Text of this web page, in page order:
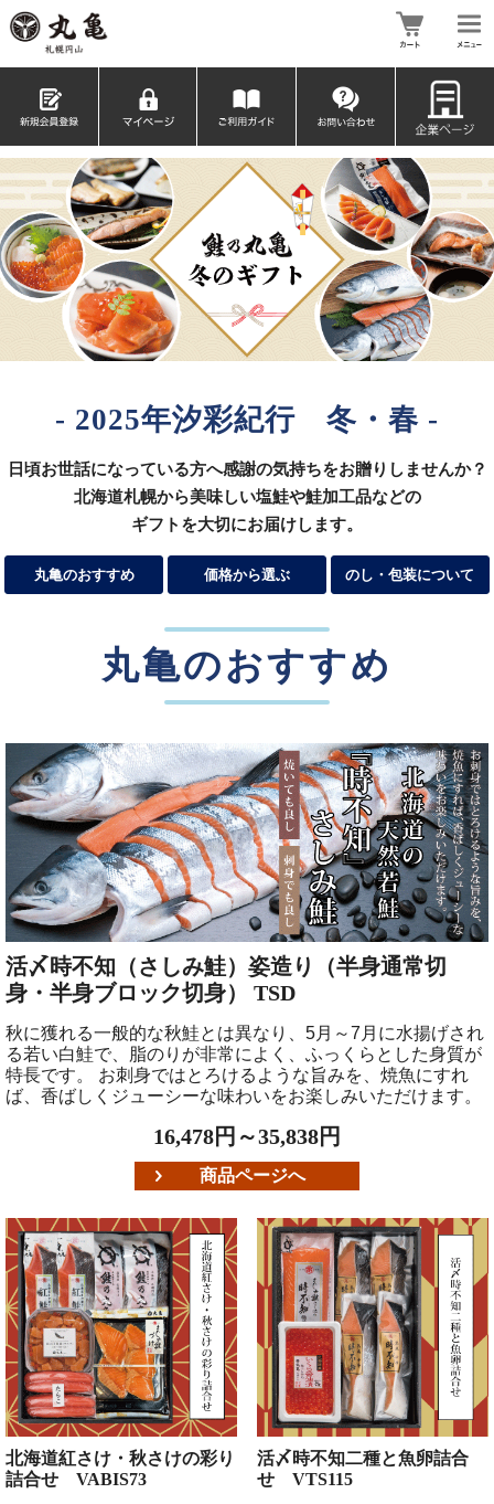
- 2025年汐彩紀行 冬・春 -
日頃お世話になっている方へ感謝の気持ちをお贈りしませんか？
北海道札幌から美味しい塩鮭や鮭加工品などの
ギフトを大切にお届けします。
丸亀のおすすめ 価格から選ぶ のし・包装について
丸亀のおすすめ
活〆時不知（さしみ鮭）姿造り（半身通常切
身・半身ブロック切身） TSD
秋に獲れる一般的な秋鮭とは異なり、5月～7月に水揚げされ
る若い白鮭で、脂のりが非常によく、ふっくらとした身質が
特長です。 お刺身ではとろけるような旨みを、焼魚にすれ
ば、香ばしくジューシーな味わいをお楽しみいただけます。
16,478円～35,838円
商品ページへ
北海道紅さけ・秋さけの彩り
詰合せ VABIS73
活〆時不知二種と魚卵詰合
せ VTS115